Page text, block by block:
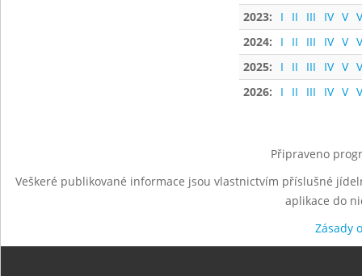
2023:
I II III IV V
2024:
I II III IV V
2025:
I II III IV V
2026:
I II III IV V
Připraveno
Veškeré publikované informace jsou vlastnictvím příslušné
aplikace do
Zásady